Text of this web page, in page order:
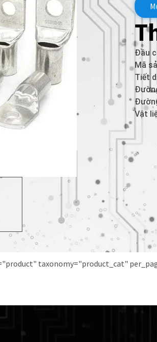
Đầu
Mã
Tiết
Vật
taxonomy="product_cat"